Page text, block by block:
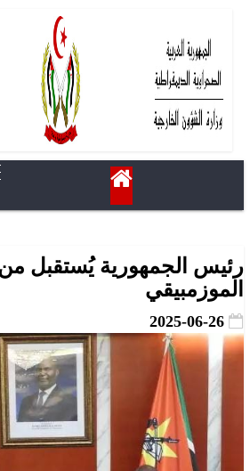
رئيس الجمهورية يُستقبل
الموزمبيقي
2025-06-26